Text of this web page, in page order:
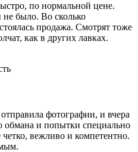
по нормальной цене.
было. Во сколько
продажа. Смотрят тоже
как в других лавках.
фотографии, и вчера
обмана и попытки специально
вежливо и компетентно.